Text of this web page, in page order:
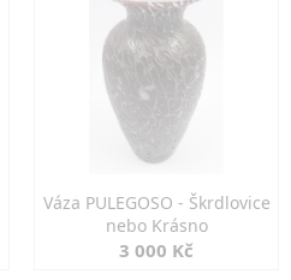
Váza PULEGOSO - Škrdlovice
nebo Krásno
3 000 Kč